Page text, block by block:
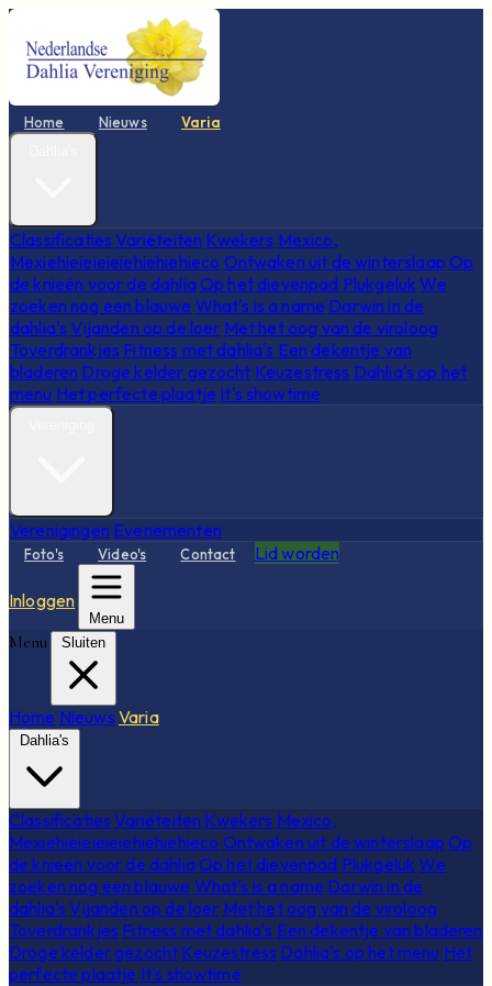
Home Nieuws Varia
Classificaties Variëteiten Kwekers Mexico,
Mexiehieieieieiehiehiehieco Ontwaken uit de winterslaap Op
de knieën voor de dahliaOp het dievenpad Plukgeluk We
zoeken nog een blauwe What's is a name Darwin in de
dahlia's Vijanden op de loer Met het oog van de viroloog
Toverdrankjes Fitness met dahlia's Een dekentje van
bladeren Droge kelder gezocht Keuzestress Dahlia's op het
menu Het perfecte plaatje It's showtime
Verenigingen Evenementen
Foto's Video's Contact Lid worden
Inloggen
Menu
Menu Sluiten
Home Nieuws Varia
Dahlia's
Classificaties Variëteiten Kwekers Mexico,
Mexiehieieieieiehiehiehieco Ontwaken uit de winterslaap Op
de knieën voor de dahliaOp het dievenpad Plukgeluk We
zoeken nog een blauwe What's is a name Darwin in de
dahlia's Vijanden op de loer Met het oog van de viroloog
Toverdrankjes Fitness met dahlia's Een dekentje van bladeren
Droge kelder gezocht Keuzestress Dahlia's op het menu Het
perfecte plaatje It's showtime